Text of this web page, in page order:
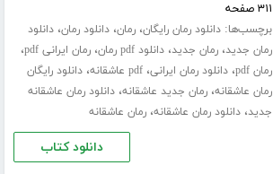
۳۱۱ صفحه
برچسب‌ها:دانلود رمان رایگان،رمان،دانلود رمان،دانلود
رمان جدید،رمان جدید،دانلود pdf رمان ،رمان ایرانی pdf ،
رمان pdf ،دانلود رمان ایرانی،pdf عاشقانه ،دانلود رایگان
رمان عاشقانه،رمان جدید عاشقانه،دانلود رمان عاشقانه
جدید،دانلود رمان عاشقانه،رمان عاشقانه
دانلود کتاب